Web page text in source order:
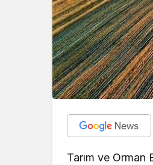
Tarım ve Orman